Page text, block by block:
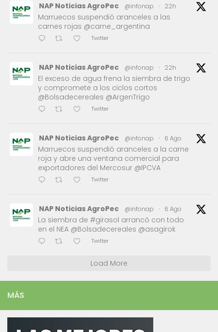
NAP Noticias AgroPec @infonap · 22h
Marruecos suspendió aranceles a las
carnes rojas @carne_argentina
Twitter
NAP Noticias AgroPec @infonap · 22h
El exceso de agua frena la siembra de trigo
y compromete a los ciclos cortos
@Bolsadecereales @ArgenTrigo
Twitter
NAP Noticias AgroPec @infonap · 6 Ago
Marruecos suspendió aranceles a la carne
roja y abre una ventana comercial para
exportadores del Mercosur @IPCVA
Twitter
NAP Noticias AgroPec @infonap · 6 Ago
La siembra de #girasol arrancó con todo
en el NEA @Bolsadecereales @asagirok
Twitter
Load More
MÁS